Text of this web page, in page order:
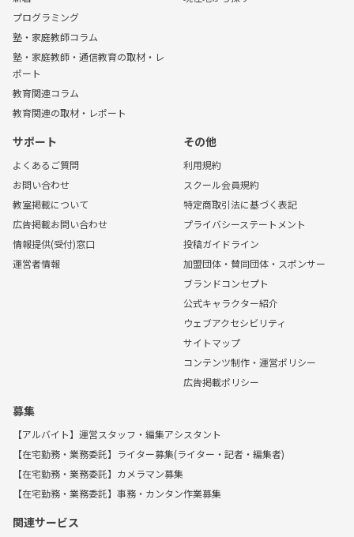
プログラミング
塾・家庭教師コラム
塾・家庭教師・通信教育の取材・レ
ポート
教育関連コラム
教育関連の取材・レポート
サポート
よくあるご質問
お問い合わせ
教室掲載について
広告掲載お問い合わせ
情報提供(受付)窓口
運営者情報
その他
利用規約
スクール会員規約
特定商取引法に基づく表記
プライバシーステートメント
投稿ガイドライン
加盟団体・賛同団体・スポンサー
ブランドコンセプト
公式キャラクター紹介
ウェブアクセシビリティ
サイトマップ
コンテンツ制作・運営ポリシー
広告掲載ポリシー
募集
【アルバイト】運営スタッフ・編集アシスタント
【在宅勤務・業務委託】ライター募集(ライター・記者・編集者)
【在宅勤務・業務委託】カメラマン募集
【在宅勤務・業務委託】事務・カンタン作業募集
関連サービス